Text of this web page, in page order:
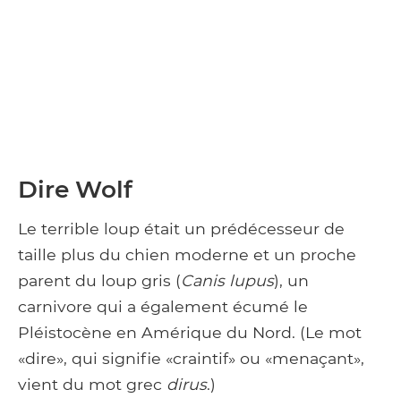
Dire Wolf
Le terrible loup était un prédécesseur de
taille plus du chien moderne et un proche
parent du loup gris (Canis lupus), un
carnivore qui a également écumé le
Pléistocène en Amérique du Nord. (Le mot
«dire», qui signifie «craintif» ou «menaçant»,
vient du mot grec dirus.)